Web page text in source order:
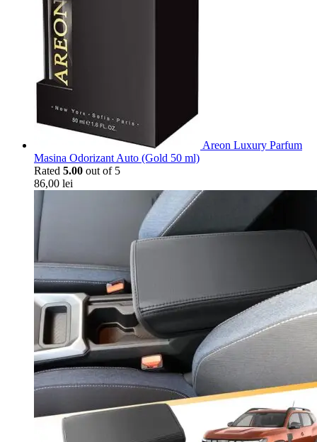
Areon Luxury Parfum
Masina Odorizant Auto (Gold 50 ml)
Rated 5.00 out of 5
86,00 lei